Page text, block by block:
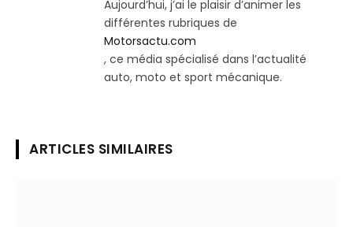
Aujourd’hui, j’ai le plaisir d’animer les
différentes rubriques de
Motorsactu.com
, ce média spécialisé dans l’actualité
auto, moto et sport mécanique.
ARTICLES SIMILAIRES